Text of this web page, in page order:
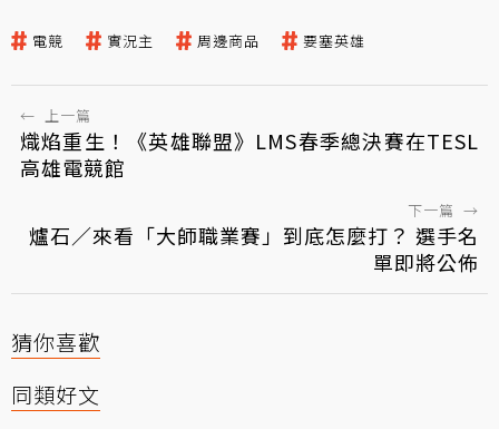
電競 實況主 周邊商品 要塞英雄
← 上一篇
熾焰重生！《英雄聯盟》LMS春季總決賽在TESL
高雄電競館
下一篇 →
爐石／來看「大師職業賽」到底怎麼打？ 選手名
單即將公佈
猜你喜歡
同類好文